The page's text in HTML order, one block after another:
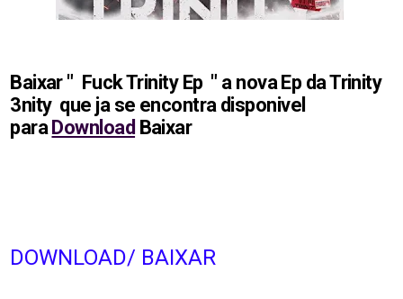
Baixar " Fuck Trinity Ep " a nova Ep da Trinity
3nity que ja se encontra disponivel
paraDownload Baixar
DOWNLOAD/ BAIXAR